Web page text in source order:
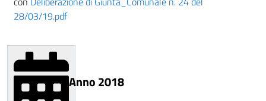
28/03/19.pdf
Anno 2018